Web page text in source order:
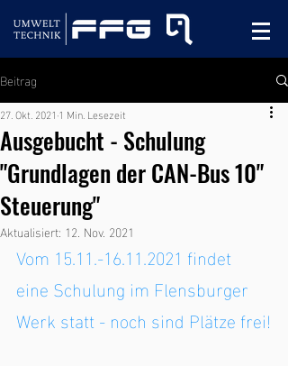
Beitrag
Ausgebucht - Schulung
"Grundlagen der CAN-Bus 10"
Steuerung"
27. Okt. 2021 1 Min. Lesezeit
Aktualisiert: 12. Nov. 2021
Vom 15.11.-16.11.2021 findet
eine Schulung im Flensburger
Werk statt - noch sind Plätze frei!